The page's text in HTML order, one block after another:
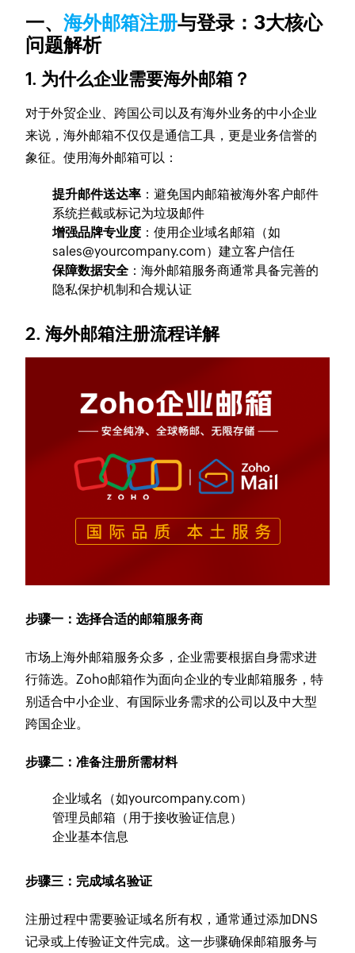
一、海外邮箱注册与登录：3大核心
问题解析
1. 为什么企业需要海外邮箱？
对于外贸企业、跨国公司以及有海外业务的中小企业
来说，海外邮箱不仅仅是通信工具，更是业务信誉的
象征。使用海外邮箱可以：
提升邮件送达率 ：避免国内邮箱被海外客户邮件
系统拦截或标记为垃圾邮件
增强品牌专业度 ：使用企业域名邮箱（如
sales@yourcompany.com）建立客户信任
保障数据安全 ：海外邮箱服务商通常具备完善的
隐私保护机制和合规认证
2. 海外邮箱注册流程详解
步骤一：选择合适的邮箱服务商
市场上海外邮箱服务众多，企业需要根据自身需求进
行筛选。Zoho邮箱作为面向企业的专业邮箱服务，特
别适合中小企业、有国际业务需求的公司以及中大型
跨国企业。
步骤二：准备注册所需材料
企业域名（如yourcompany.com）
管理员邮箱（用于接收验证信息）
企业基本信息
步骤三：完成域名验证
注册过程中需要验证域名所有权，通常通过添加DNS
记录或上传验证文件完成。这一步骤确保邮箱服务与